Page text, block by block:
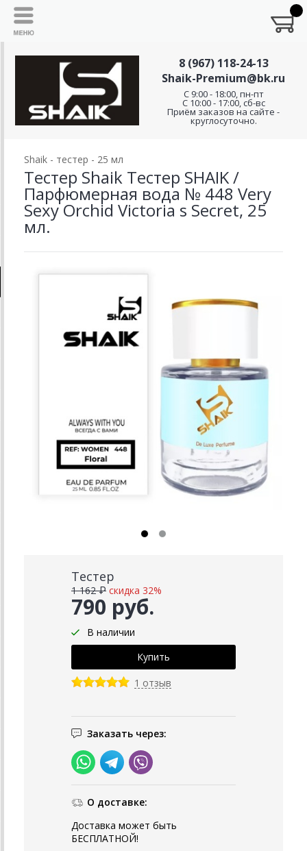
8 (967) 118-24-13
Shaik-Premium@bk.ru
C 9:00 - 18:00, пн-пт
С 10:00 - 17:00, сб-вс
Приём заказов на сайте -
круглосуточно.
Shaik - тестер - 25 мл
Тестер Shaik Тестер SHAIK /
Парфюмерная вода № 448 Very
Sexy Orchid Victoria s Secret, 25
мл.
Тестер
790 руб.
1 162 ₽ скидка 32%
В наличии
1 отзыв
Заказать через:
О доставке:
Доставка может быть
БЕСПЛАТНОЙ!